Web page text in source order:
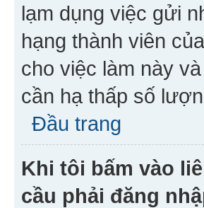
lạm dụng việc gửi
hạng thành viên
cho việc làm này
cần hạ thấp số
Đầu trang
Khi tôi bấm vào
cầu phải đăng